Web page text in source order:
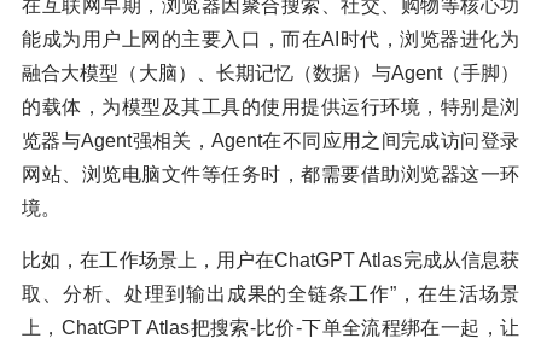
在互联网早期，浏览器因聚合搜索、社交、购物等核心功
能成为用户上网的主要入口，而在AI时代，浏览器进化为
融合大模型（大脑）、长期记忆（数据）与Agent（手脚）
的载体，为模型及其工具的使用提供运行环境，特别是浏
览器与Agent强相关，Agent在不同应用之间完成访问登录
网站、浏览电脑文件等任务时，都需要借助浏览器这一环
境。
比如，在工作场景上，用户在ChatGPT Atlas完成从信息获
取、分析、处理到输出成果的全链条工作”，在生活场景
上，ChatGPT Atlas把搜索-比价-下单全流程绑在一起，让